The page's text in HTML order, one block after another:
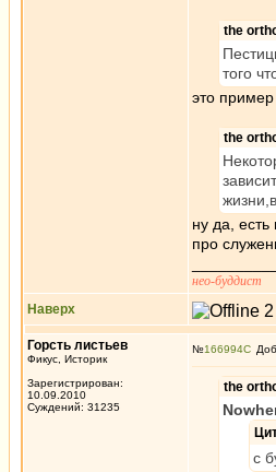
the
того
это
the
ну да,
про
нео-буддист
Наверх
Горсть листьев
Фикус, Историк
Зарегистрирован:
10.09.2010
Суждений: 31235
№166994
the
с